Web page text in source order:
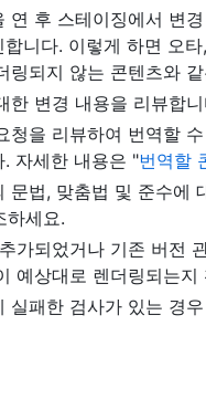
연 후 스테이징에서 변
니다. 이렇게 하면 오
링되지 않는 콘텐츠와
한 변경 내용을 리뷰합
청을 리뷰하여 번역할
. 자세한 내용은 "번역할
문법, 맞춤법 및 준수에
하세요.
가되었거나 기존 버전
예상대로 렌더링되는지
실패한 검사가 있는 경